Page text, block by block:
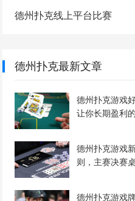
德州扑克线上平台比赛
德州扑克最新文章
德州扑克游戏
让你长期盈利
德州扑克游戏
则，主赛决赛
德州扑克游戏